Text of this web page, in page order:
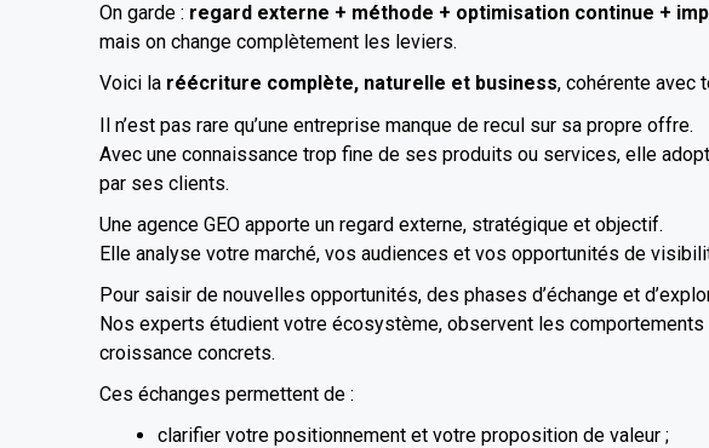
On garde : regard externe + méthode + optimisation continue +
mais on change complètement les leviers.
Voici la réécriture complète, naturelle et business, cohérente avec
Il n’est pas rare qu’une entreprise manque de recul sur sa propre offre.
Avec une connaissance trop fine de ses produits ou services, elle
par ses clients.
Une agence GEO apporte un regard externe, stratégique et objectif.
Elle analyse votre marché, vos audiences et vos opportunités de
Pour saisir de nouvelles opportunités, des phases d’échange et
Nos experts étudient votre écosystème, observent les
croissance concrets.
Ces échanges permettent de :
clarifier votre positionnement et votre proposition de valeur ;